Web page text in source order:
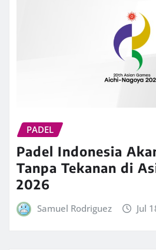
PADEL
Padel Indonesia
Tanpa Tekanan di
2026
Samuel Rodriguez Jul